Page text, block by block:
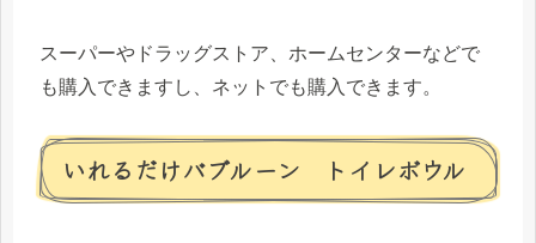
スーパーやドラッグストア、ホームセンターなどで
も購入できますし、ネットでも購入できます。
いれるだけバブルーン トイレボウル